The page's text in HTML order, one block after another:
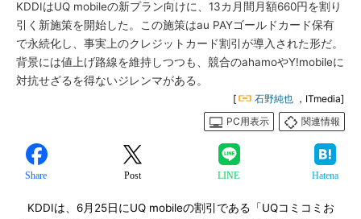
KDDIはUQ mobileの新プラン向けに、13カ月間月額660円を割り
引く新施策を開始した。この施策はau PAYゴールドカード保有
で永続化し、事実上のクレジットカード割引が導入された形だ。
背景には値上げ路線を維持しつつも、競合のahamoやY!mobileに
対抗せざるを得ないジレンマがある。
[ 石野純也 ，ITmedia]
PC用表示
関連情報
Share Post LINE Hatena
KDDIは、6月25日にUQ mobileの割引である「UQコミコミお